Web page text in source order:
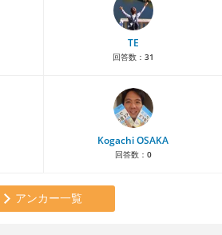
TE
回答数： 31
Kogachi OSAKA
回答数： 0
アンカー一覧